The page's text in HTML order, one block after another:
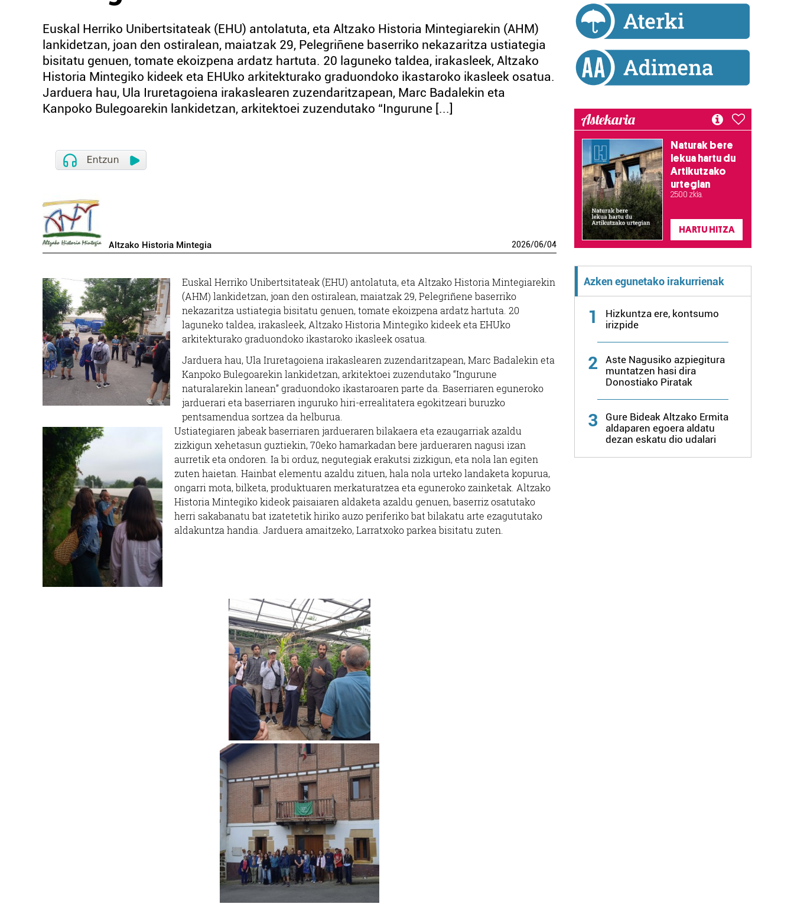
Euskal Herriko Unibertsitateak (EHU) antolatuta, eta Altzako Historia Mintegiarekin (AHM)
lankidetzan, joan den ostiralean, maiatzak 29, Pelegriñene baserriko nekazaritza ustiategia
bisitatu genuen, tomate ekoizpena ardatz hartuta. 20 laguneko taldea, irakasleek, Altzako
Historia Mintegiko kideek eta EHUko arkitekturako graduondoko ikastaroko ikasleek osatua.
Jarduera hau, Ula Iruretagoiena irakaslearen zuzendaritzapean, Marc Badalekin eta
Kanpoko Bulegoarekin lankidetzan, arkitektoei zuzendutako “Ingurune [...]
Altzako Historia Mintegia 2026/06/04
Euskal Herriko Unibertsitateak (EHU) antolatuta, eta Altzako Historia Mintegiarekin
(AHM) lankidetzan, joan den ostiralean, maiatzak 29, Pelegriñene baserriko
nekazaritza ustiategia bisitatu genuen, tomate ekoizpena ardatz hartuta. 20
laguneko taldea, irakasleek, Altzako Historia Mintegiko kideek eta EHUko
arkitekturako graduondoko ikastaroko ikasleek osatua.
Jarduera hau, Ula Iruretagoiena irakaslearen zuzendaritzapean, Marc Badalekin eta
Kanpoko Bulegoarekin lankidetzan, arkitektoei zuzendutako “Ingurune
naturalarekin lanean” graduondoko ikastaroaren parte da. Baserriaren eguneroko
jarduerari eta baserriaren inguruko hiri-errealitatera egokitzeari buruzko
pentsamendua sortzea da helburua.
Ustiategiaren jabeak baserriaren jardueraren bilakaera eta ezaugarriak azaldu
zizkigun xehetasun guztiekin, 70eko hamarkadan bere jardueraren nagusi izan
aurretik eta ondoren. Ia bi orduz, negutegiak erakutsi zizkigun, eta nola lan egiten
zuten haietan. Hainbat elementu azaldu zituen, hala nola urteko landaketa kopurua,
ongarri mota, bilketa, produktuaren merkaturatzea eta eguneroko zainketak. Altzako
Historia Mintegiko kideok paisaiaren aldaketa azaldu genuen, baserriz osatutako
herri sakabanatu bat izatetetik hiriko auzo periferiko bat bilakatu arte ezagututako
aldakuntza handia. Jarduera amaitzeko, Larratxoko parkea bisitatu zuten.
Astekaria
Naturak bere
lekua hartu du
Artikutzako
urtegian
2.500 zkia.
HARTU HITZA
Azken egunetako irakurrienak
1
Hizkuntza ere, kontsumo
irizpide
2
Aste Nagusiko azpiegitura
muntatzen hasi dira
Donostiako Piratak
3
Gure Bideak Altzako Ermita
aldaparen egoera aldatu
dezan eskatu dio udalari